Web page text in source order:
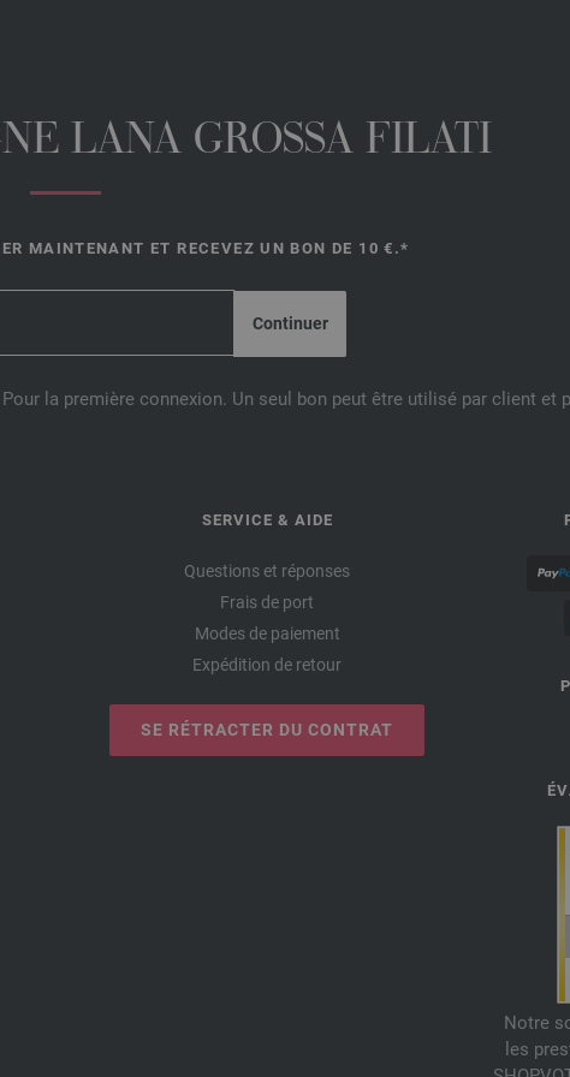
LANA GROSSA FILATI
MAINTENANT ET RECEVEZ UN BON DE 10 €.*
la première connexion. Un seul bon peut être utilisé par client et
SERVICE & AIDE
Questions et réponses
Frais de port
Modes de paiement
Expédition de retour
SE RÉTRACTER DU CONTRAT
Notre
les